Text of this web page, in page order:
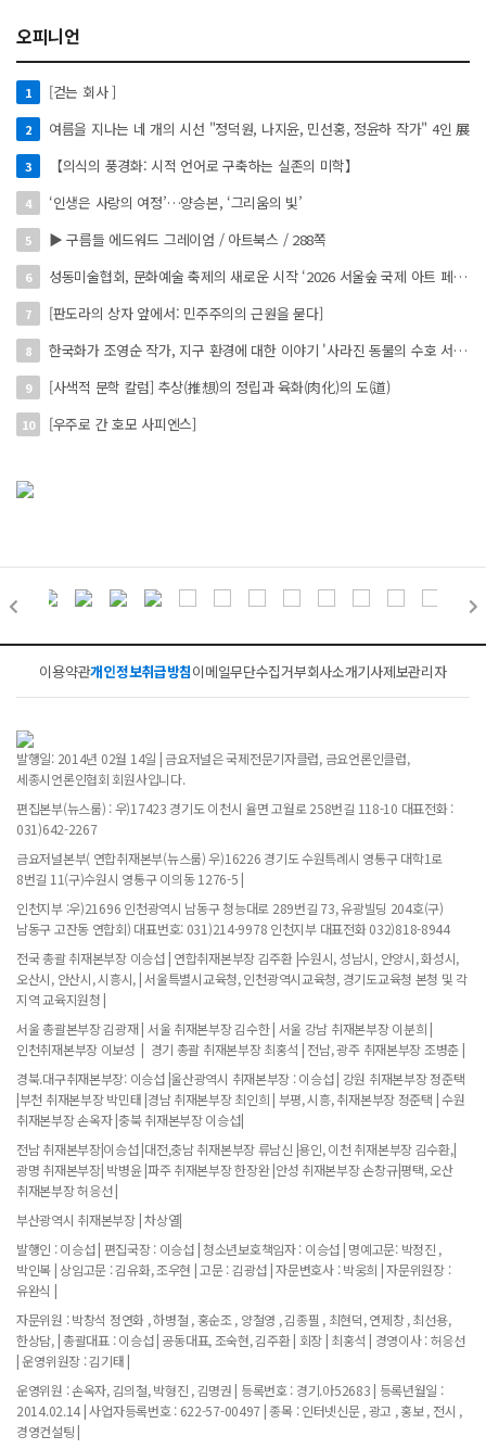
오피니언
1 [걷는 회사 ]
2 여름을 지나는 네 개의 시선 "정덕원, 나지윤, 민선홍, 정윤하 작가" 4인 展
3 【의식의 풍경화: 시적 언어로 구축하는 실존의 미학】
4 ‘인생은 사랑의 여정’…양승본, ‘그리움의 빛’
5 ▶ 구름들 에드워드 그레이엄 / 아트북스 / 288쪽
6 성동미술협회, 문화예술 축제의 새로운 시작 ‘2026 서울숲 국제 아트 페스타’ 개최
7 [판도라의 상자 앞에서: 민주주의의 근원을 묻다]
8 한국화가 조영순 작가, 지구 환경에 대한 이야기 '사라진 동물의 수호 서사' 개인전 진행 中
9 [사색적 문학 칼럼] 추상(推想)의 정립과 육화(肉化)의 도(道)
10 [우주로 간 호모 사피엔스]
이용약관개인정보취급방침이메일무단수집거부회사소개기사제보관리자
발행일: 2014년 02월 14일 | 금요저널은 국제전문기자클럽, 금요언론인클럽,
세종시언론인협회 회원사입니다.
편집본부(뉴스룸) : 우)17423 경기도 이천시 율면 고월로 258번길 118-10 대표전화 :
031)642-2267
금요저널본부( 연합취재본부(뉴스룸) 우)16226 경기도 수원특례시 영통구 대학1로
8번길 11(구)수원시 영통구 이의동 1276-5 |
인천지부 :우)21696 인천광역시 남동구 청능대로 289번길 73, 유광빌딩 204호(구)
남동구 고잔동 연합회) 대표번호: 031)214-9978 인천지부 대표전화 032)818-8944
전국 총괄 취재본부장 이승섭 | 연합취재본부장 김주환 |수원시, 성남시, 안양시, 화성시,
오산시, 안산시, 시흥시, | 서울특별시교육청, 인천광역시교육청, 경기도교육청 본청 및 각
지역 교육지원청 |
서울 총괄본부장 김광재 | 서울 취재본부장 김수한 | 서울 강남 취재본부장 이분희 |
인천취재본부장 이보성 | 경기 총괄 취재본부장 최홍석 | 전남, 광주 취재본부장 조병춘 |
경북.대구취재본부장: 이승섭 |울산광역시 취재본부장 : 이승섭 | 강원 취재본부장 정준택
|부천 취재본부장 박민태 |경남 취재본부장 최인희 | 부평, 시흥, 취재본부장 정준택 | 수원
취재본부장 손옥자 |충북 취재본부장 이승섭|
전남 취재본부장|이승섭 |대전,충남 취재본부장 류남신 |용인, 이천 취재본부장 김수환,|
광명 취재본부장| 박병윤 |파주 취재본부장 한장완 |안성 취재본부장 손창규|평택, 오산
취재본부장 허응선 |
부산광역시 취재본부장 | 차상열|
발행인 : 이승섭 | 편집국장 : 이승섭 | 청소년보호책임자 : 이승섭 | 명예고문: 박정진 ,
박인복 | 상임고문 : 김유화, 조우현 | 고문 : 김광섭 | 자문변호사 : 박웅희 | 자문위원장 :
유완식 |
자문위원 : 박창석 정연화 , 하병철 , 홍순조 , 양철영 , 김종필 , 최현덕, 연제창 , 최선용,
한상담, | 총괄대표 : 이승섭 | 공동대표, 조숙현, 김주환 | 회장 | 최홍석 | 경영이사 : 허응선
| 운영위원장 : 김기태 |
운영위원 : 손옥자, 김의철, 박형진 , 김명권 | 등록번호 : 경기.아52683 | 등록년월일 :
2014.02.14 | 사업자등록번호 : 622-57-00497 | 종목 : 인터넷신문 , 광고 , 홍보 , 전시 ,
경영컨설팅 |